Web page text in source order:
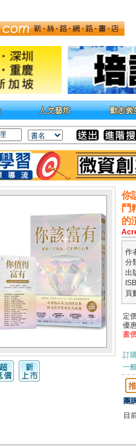
你
鬥
的
作
分
出
頁
定
優
書
訂
一
團
目